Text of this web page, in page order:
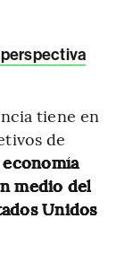
tiene en
de
medio del
Unidos